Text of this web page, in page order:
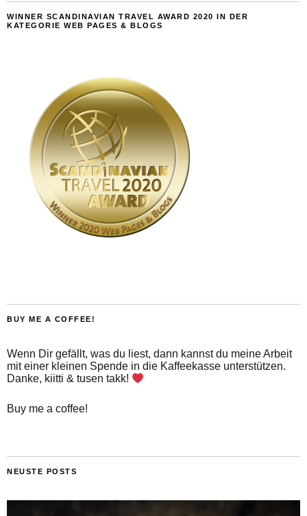
WINNER SCANDINAVIAN TRAVEL AWARD 2020 IN DER
KATEGORIE WEB PAGES & BLOGS
BUY ME A COFFEE!
Wenn Dir gefällt, was du liest, dann kannst du meine Arbeit
mit einer kleinen Spende in die Kaffeekasse unterstützen.
Danke, kiitti & tusen takk!
Buy me a coffee!
NEUSTE POSTS